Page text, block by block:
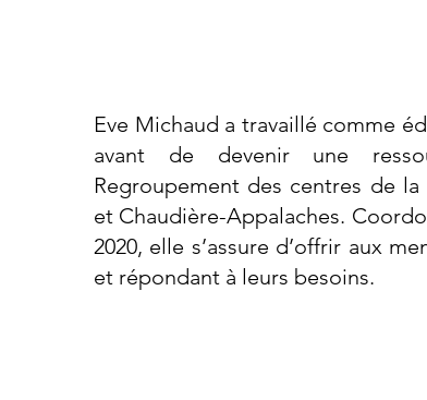
Eve Michaud a travaillé comme
avant de devenir une
Regroupement des centres de
et Chaudière-Appalaches.
2020, elle s’assure d’offrir aux
et répondant à leurs besoins.